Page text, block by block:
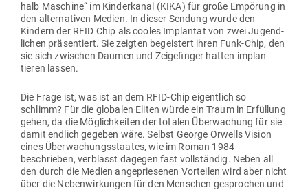
halb Maschine“ im Kin­der­kanal (KIKA) für große Empörung in
den alter­na­tiven Medien. In dieser Sendung wurde den
Kindern der RFID Chip als cooles Implantat von zwei Jugend­
lichen prä­sen­tiert. Sie zeigten begeistert ihren Funk-Chip, den
sie sich zwi­schen Daumen und Zei­ge­finger hatten implan­
tieren lassen.
Die Frage ist, was ist an dem RFID-Chip eigentlich so
schlimm? Für die glo­balen Eliten würde ein Traum in Erfüllung
gehen, da die Mög­lich­keiten der totalen Über­wa­chung für sie
damit endlich gegeben wäre. Selbst George Orwells Vision
eines Über­wa­chungs­staates, wie im Roman 1984
beschrieben, ver­blasst dagegen fast voll­ständig. Neben all
den durch die Medien ange­prie­senen Vor­teilen wird aber nicht
über die Neben­wir­kungen für den Men­schen gesprochen und